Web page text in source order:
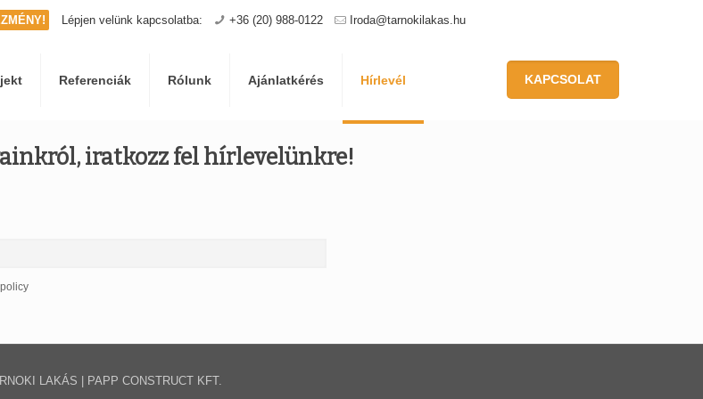
Lépjen velünk kapcsolatba: +36 (20) 988-0122 Iroda@tarnokilakas.hu
Referenciák Rólunk Ajánlatkérés Hírlevél KAPCSOLAT
iratkozz fel hírlevelünkre!
LAKÁS | PAPP CONSTRUCT KFT.